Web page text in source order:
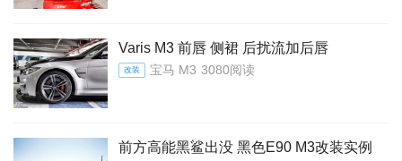
Varis M3 前唇 侧裙 后扰流加后唇
改装 宝马 M3 3080阅读
前方高能黑鲨出没 黑色E90 M3改装实例